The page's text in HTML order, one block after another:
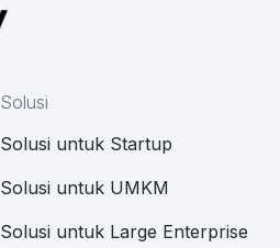
Solusi
Solusi untuk Startup
Solusi untuk UMKM
Solusi untuk Large Enterprise